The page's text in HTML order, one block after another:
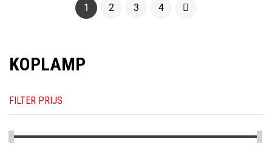
1 2 3 4
KOPLAMP
FILTER PRIJS